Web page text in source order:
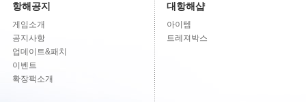
항해공지
게임소개
공지사항
업데이트&패치
이벤트
확장팩소개
대항해샵
아이템
트레져박스